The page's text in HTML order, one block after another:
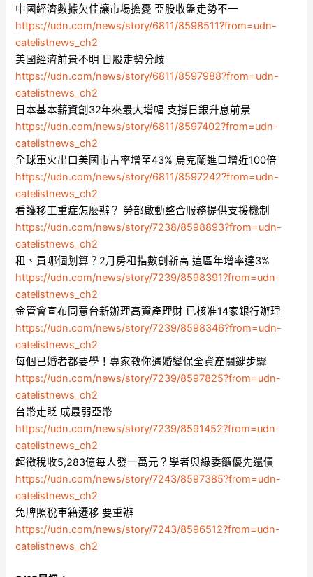
中國經濟數據欠佳讓市場擔憂 亞股收盤走勢不一
https://udn.com/news/story/6811/8598511?from=udn-
catelistnews_ch2
美國經濟前景不明 日股走勢分歧
https://udn.com/news/story/6811/8597988?from=udn-
catelistnews_ch2
日本基本薪資創32年來最大增幅 支撐日銀升息前景
https://udn.com/news/story/6811/8597402?from=udn-
catelistnews_ch2
全球軍火出口美國市占率增至43% 烏克蘭進口增近100倍
https://udn.com/news/story/6811/8597242?from=udn-
catelistnews_ch2
看護移工重症怎麼辦？ 勞部啟動整合服務提供支援機制
https://udn.com/news/story/7238/8598893?from=udn-
catelistnews_ch2
租、買哪個划算？2月房租指數創新高 這區年增率達3%
https://udn.com/news/story/7239/8598391?from=udn-
catelistnews_ch2
金管會宣布同意台新辦理高資產理財 已核准14家銀行辦理
https://udn.com/news/story/7239/8598346?from=udn-
catelistnews_ch2
每個已婚者都要學！專家教你遇婚變保全資產關鍵步驟
https://udn.com/news/story/7239/8597825?from=udn-
catelistnews_ch2
台幣走貶 成最弱亞幣
https://udn.com/news/story/7239/8591452?from=udn-
catelistnews_ch2
超徵稅收5,283億每人發一萬元？學者與綠委籲優先還債
https://udn.com/news/story/7243/8597385?from=udn-
catelistnews_ch2
免牌照稅車籍遷移 要重辦
https://udn.com/news/story/7243/8596512?from=udn-
catelistnews_ch2